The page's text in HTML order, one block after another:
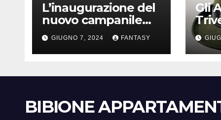
L’inaugurazione del
nuovo campanile
della chiesa di Santa
Maria Assunta di
Bibione
GIUGNO 7, 2024 FANTASY
Gli
a
BIBIONE